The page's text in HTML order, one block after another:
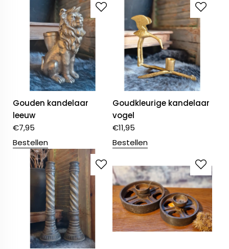
Gouden kandelaar
leeuw
€7,95
Bestellen
Goudkleurige kandelaar
vogel
€11,95
Bestellen